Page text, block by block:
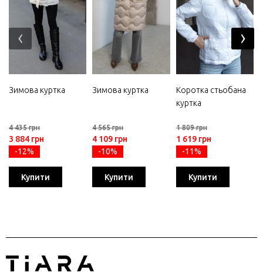
Зимова куртка
4 435 грн
3 884 грн
-12%
Купити
Зимова куртка
4 565 грн
4 109 грн
-10%
Купити
Коротка стьобана
куртка
1 809 грн
1 619 грн
-11%
Купити
‹ ›